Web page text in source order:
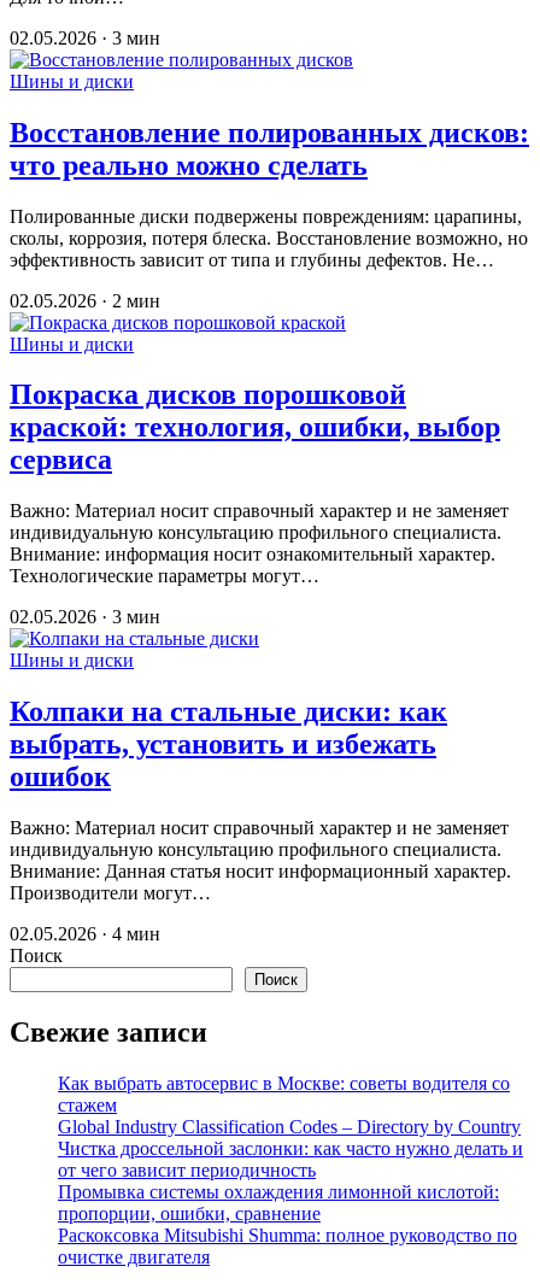
02.05.2026 · 3 мин
Шины и диски
Восстановление полированных дисков:
что реально можно сделать
Полированные диски подвержены повреждениям: царапины,
сколы, коррозия, потеря блеска. Восстановление возможно, но
эффективность зависит от типа и глубины дефектов. Не…
02.05.2026 · 2 мин
Шины и диски
Покраска дисков порошковой
краской: технология, ошибки, выбор
сервиса
Важно: Материал носит справочный характер и не заменяет
индивидуальную консультацию профильного специалиста.
Внимание: информация носит ознакомительный характер.
Технологические параметры могут…
02.05.2026 · 3 мин
Шины и диски
Колпаки на стальные диски: как
выбрать, установить и избежать
ошибок
Важно: Материал носит справочный характер и не заменяет
индивидуальную консультацию профильного специалиста.
Внимание: Данная статья носит информационный характер.
Производители могут…
02.05.2026 · 4 мин
Поиск
Поиск
Свежие записи
Как выбрать автосервис в Москве: советы водителя со
стажем
Global Industry Classification Codes – Directory by Country
Чистка дроссельной заслонки: как часто нужно делать и
от чего зависит периодичность
Промывка системы охлаждения лимонной кислотой:
пропорции, ошибки, сравнение
Раскоксовка Mitsubishi Shumma: полное руководство по
очистке двигателя